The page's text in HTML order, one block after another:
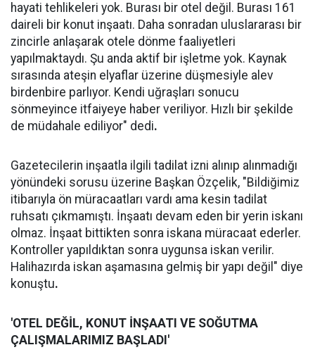
hayati tehlikeleri yok. Burası bir otel değil. Burası 161
daireli bir konut inşaatı. Daha sonradan uluslararası bir
zincirle anlaşarak otele dönme faaliyetleri
yapılmaktaydı. Şu anda aktif bir işletme yok. Kaynak
sırasında ateşin elyaflar üzerine düşmesiyle alev
birdenbire parlıyor. Kendi uğraşları sonucu
sönmeyince itfaiyeye haber veriliyor. Hızlı bir şekilde
de müdahale ediliyor" dedi.
Gazetecilerin inşaatla ilgili tadilat izni alınıp alınmadığı
yönündeki sorusu üzerine Başkan Özçelik, "Bildiğimiz
itibarıyla ön müracaatları vardı ama kesin tadilat
ruhsatı çıkmamıştı. İnşaatı devam eden bir yerin iskanı
olmaz. İnşaat bittikten sonra iskana müracaat ederler.
Kontroller yapıldıktan sonra uygunsa iskan verilir.
Halihazırda iskan aşamasına gelmiş bir yapı değil" diye
konuştu.
'OTEL DEĞİL, KONUT İNŞAATI VE SOĞUTMA
ÇALIŞMALARIMIZ BAŞLADI'